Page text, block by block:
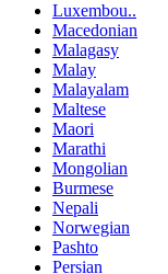
Luxembou..
Macedonian
Malagasy
Malay
Malayalam
Maltese
Maori
Marathi
Mongolian
Burmese
Nepali
Norwegian
Pashto
Persian